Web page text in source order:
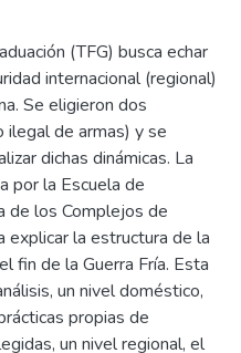
(TFG) busca echar
internacional (regional)
Se eligieron dos
ilegal de armas) y se
dichas dinámicas. La
por la Escuela de
de los Complejos de
explicar la estructura de la
fin de la Guerra Fría. Esta
un nivel doméstico,
propias de
un nivel regional, el